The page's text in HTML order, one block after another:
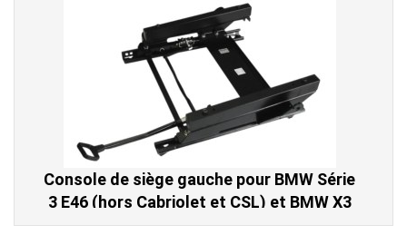
Console de siège gauche pour BMW Série
3 E46 (hors Cabriolet et CSL) et BMW X3
E83 (2004-2010)